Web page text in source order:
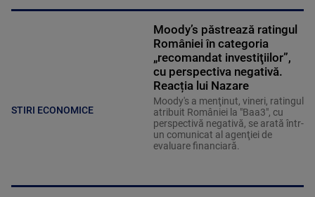
STIRI ECONOMICE
Moody’s păstrează ratingul
României în categoria
„recomandat investiţiilor”,
cu perspectiva negativă.
Reacția lui Nazare
Moody's a menţinut, vineri, ratingul
atribuit României la "Baa3", cu
perspectivă negativă, se arată într-
un comunicat al agenţiei de
evaluare financiară.